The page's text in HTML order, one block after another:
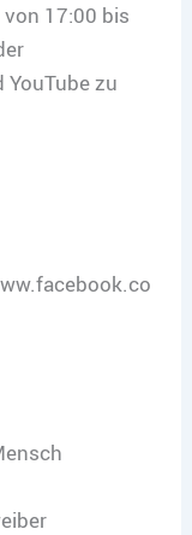
17:00 bis
zu